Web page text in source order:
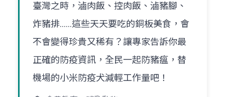
臺灣之時，滷肉飯、控肉飯、滷豬腳、
炸豬排……這些天天要吃的銅板美食，會
不會變得珍貴又稀有？讓專家告訴你最
正確的防疫資訊，全民一起防豬瘟，替
機場的小米防疫犬減輕工作量吧！